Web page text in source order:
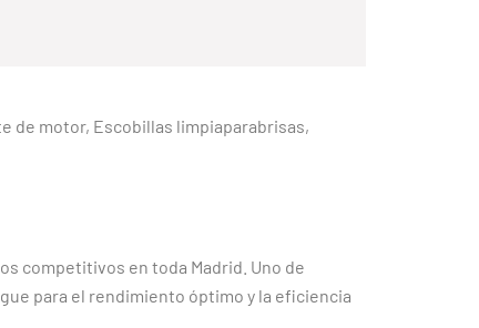
de motor, Escobillas limpiaparabrisas,
competitivos en toda Madrid. Uno de
para el rendimiento óptimo y la eficiencia